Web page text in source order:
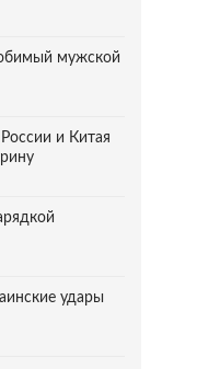
мужской
и Китая
удары